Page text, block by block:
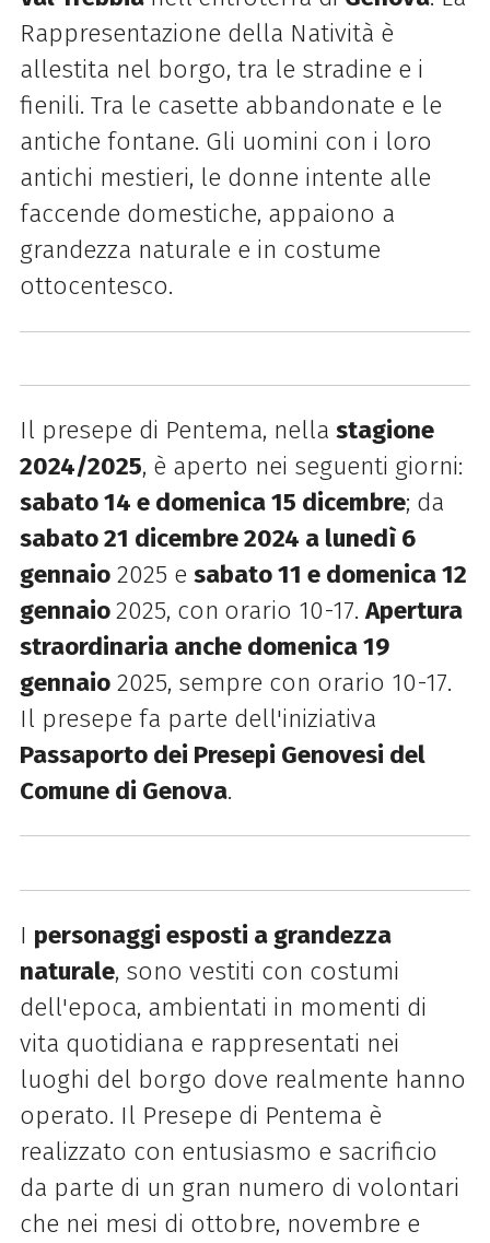
Rappresentazione della Natività è
allestita nel borgo, tra le stradine e i
fienili. Tra le casette abbandonate e le
antiche fontane. Gli uomini con i loro
antichi mestieri, le donne intente alle
faccende domestiche, appaiono a
grandezza naturale e in costume
ottocentesco.
Il presepe di Pentema, nella stagione
2024/2025, è aperto nei seguenti giorni:
sabato 14 e domenica 15 dicembre; da
sabato 21 dicembre 2024 a lunedì 6
gennaio2025 e sabato 11 e domenica 12
gennaio2025, con orario 10-17.Apertura
straordinaria anche domenica 19
gennaio2025, sempre con orario 10-17.
Il presepe fa parte dell'iniziativa
Passaporto dei Presepi Genovesi del
Comune di Genova.
I personaggi esposti a grandezza
naturale, sono vestiti con costumi
dell'epoca, ambientati in momenti di
vita quotidiana e rappresentati nei
luoghi del borgo dove realmente hanno
operato. Il Presepe di Pentema è
realizzato con entusiasmo e sacrificio
da parte di un gran numero di volontari
che nei mesi di ottobre, novembre e